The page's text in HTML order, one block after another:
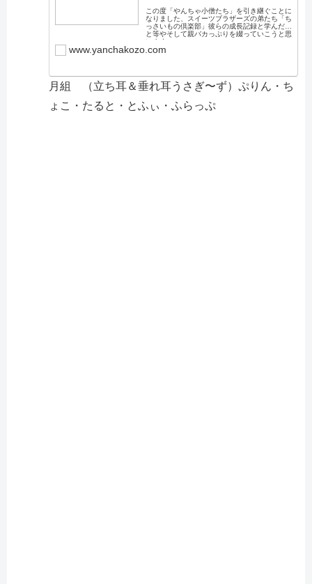
この度「やんちゃ小僧たち」を引き継ぐことに
なりました、スイーツブラザーズの弟たち「ち
っさいもの倶楽部」彼らの成長記録と学んだこ
と等やそして親バカっぷりを綴っていこうと思
います。
www.yanchakozo.com
月組 （立ち耳＆垂れ耳うさぎ〜ず）ぷりん・ち
ょこ・たると・とふぃ・ふらっぷ